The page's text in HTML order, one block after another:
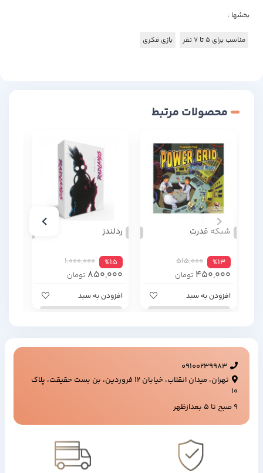
بخشها :
مناسب برای 5 تا 7 نفر بازی فکری
محصولات مرتبط
شبکه قدرت
%13
515,000
450,000 تومان
افزودن به سبد
ردلندز
%15
1,000,000
850,000 تومان
افزودن به سبد
09100239983
تهران، میدان انقلاب، خیابان ۱۲ فروردین، بن بست حقیقت، پلاک
۱۰
9 صبح تا 5 بعدازظهر